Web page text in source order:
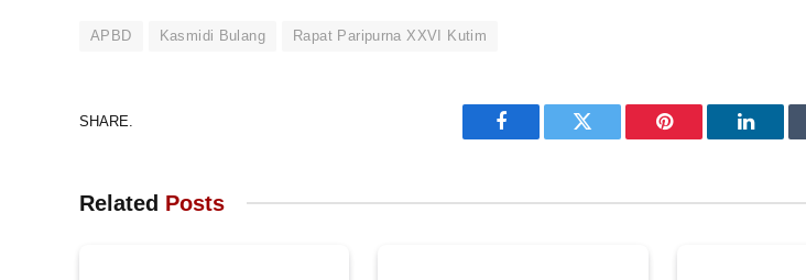
APBD Kasmidi Bulang Rapat Paripurna XXVI Kutim
SHARE.
Facebook Twitter Pinterest
Related Posts